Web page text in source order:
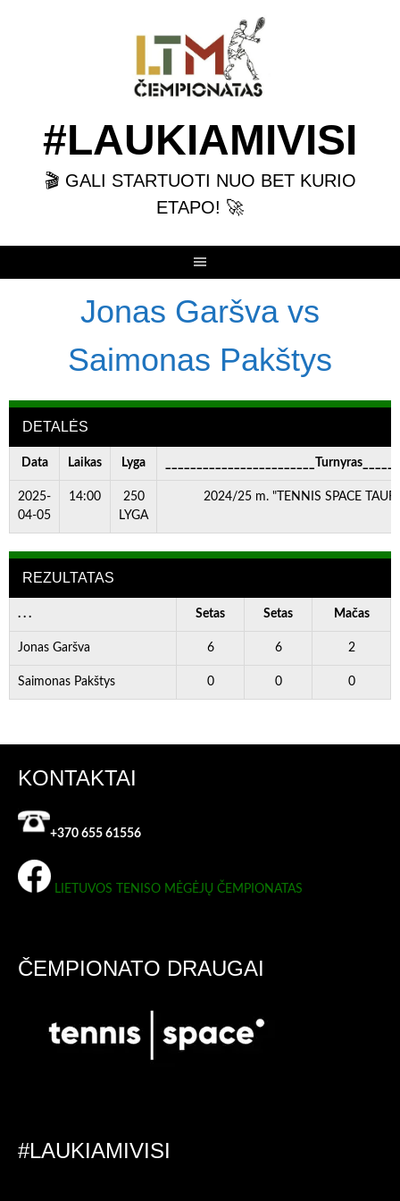
#LAUKIAMIVISI
🎬 GALI STARTUOTI NUO BET KURIO
ETAPO! 🚀
Jonas Garšva vs
Saimonas Pakštys
DETALĖS
Data Laikas Lyga
2025-
04-05
14:00
250
LYGA
2024/25 m. "TENNIS SPACE
REZULTATAS
. . . Setas Setas Mačas
Jonas Garšva 6 6 2
Saimonas Pakštys 0 0 0
KONTAKTAI
+370 655 61556
LIETUVOS TENISO MĖGĖJŲ ČEMPIONATAS
ČEMPIONATO DRAUGAI
#LAUKIAMIVISI